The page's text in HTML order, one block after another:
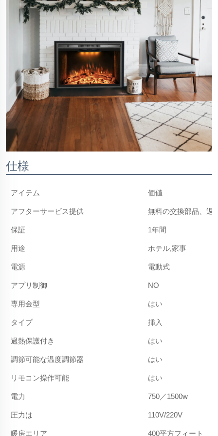
仕様
アイテム 価値
アフターサービス提供 無料の交換部品、返
保証 1年間
用途 ホテル,家事
電源 電動式
アプリ制御 NO
専用金型 はい
タイプ 挿入
過熱保護付き はい
調節可能な温度調節器 はい
リモコン操作可能 はい
電力 750／1500w
圧力は 110V/220V
暖房エリア 400平方フィート